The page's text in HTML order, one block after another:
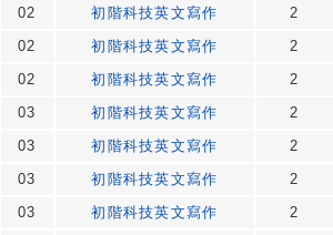
02 初階科技英文寫作 2
02 初階科技英文寫作 2
02 初階科技英文寫作 2
03 初階科技英文寫作 2
03 初階科技英文寫作 2
03 初階科技英文寫作 2
03 初階科技英文寫作 2